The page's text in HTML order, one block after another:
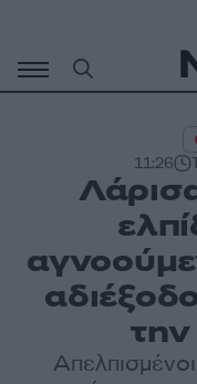
περιεχόμενο
11:26